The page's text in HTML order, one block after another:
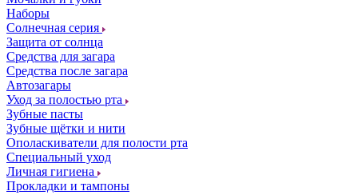
Наборы
Солнечная серия
Защита от солнца
Средства для загара
Средства после загара
Автозагары
Уход за полостью рта
Зубные пасты
Зубные щётки и нити
Ополаскиватели для полости рта
Специальный уход
Личная гигиена
Прокладки и тампоны